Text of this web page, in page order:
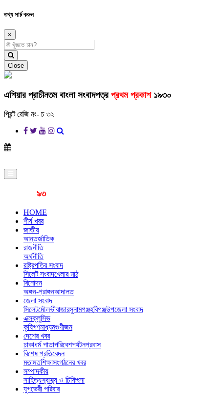
তথ্য সার্চ করুন
×
Close
এশিয়ার প্রাচীনতম বাংলা সংবাদপত্রপ্রথম প্রকাশ১৯৩০
প্রিন্ট রেজি নং- চ ৩২
৯৩বছর
HOME
শীর্ষ খবর
জাতীয়
আন্তর্জাতিক
রাজনীতি
অর্থনীতি
রাষ্ট্রপতির সংবাদ
সিলেট সংবাদখেলার মাঠ
বিনোদন
অঙ্গন-প্রাঙ্গনআদালত
জেলা সংবাদ
সিলেটমৌলভীবাজারসুনামগঞ্জহবিগঞ্জউপজেলা সংবাদ
এক্সক্লুসিভ
কৃষিগণমাধ্যমগুণীজন
দেশের খবর
ঢাকাধর্ম পাতাপরিবেশপর্যটনপ্রবাস
বিশেষ প্রতিবেদন
মতামতশিক্ষাসংগঠনের খবর
সম্পাদকীয়
সাহিত্যস্বাস্থ্য ও চিকিৎসা
যুগভেরী পরিবার